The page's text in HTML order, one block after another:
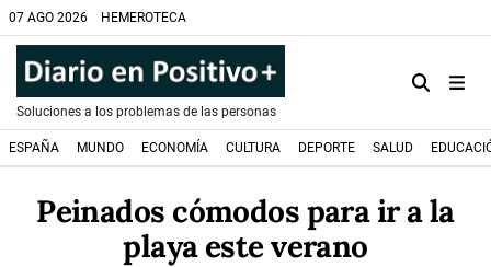
07 AGO 2026 HEMEROTECA
Soluciones a los problemas de las personas
ESPAÑA MUNDO ECONOMÍA CULTURA DEPORTE SALUD
Peinados cómodos para ir a la
playa este verano